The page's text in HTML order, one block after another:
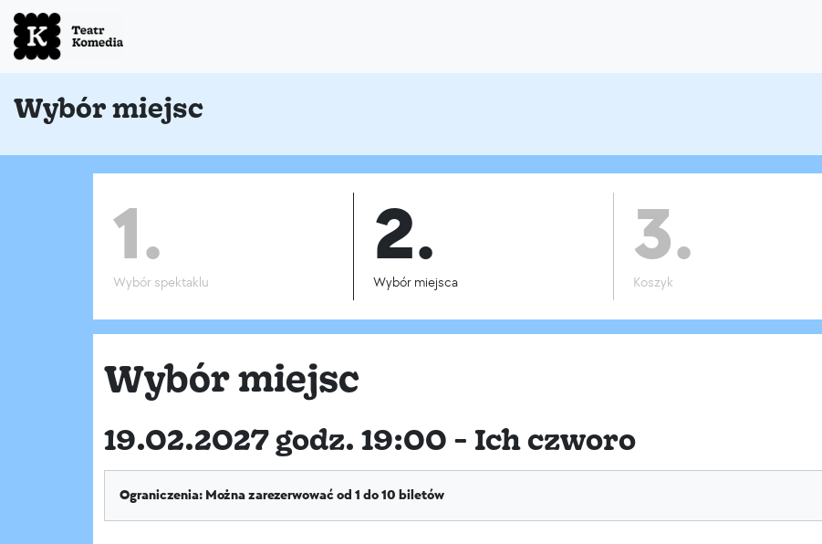
Wybór miejsc
1.
Wybór spektaklu
2.
Wybór miejsca
3.
Koszyk
Wybór miejsc
19.02.2027 godz. 19:00 - Ich czworo
Ograniczenia: Można zarezerwować od 1 do 10 biletów